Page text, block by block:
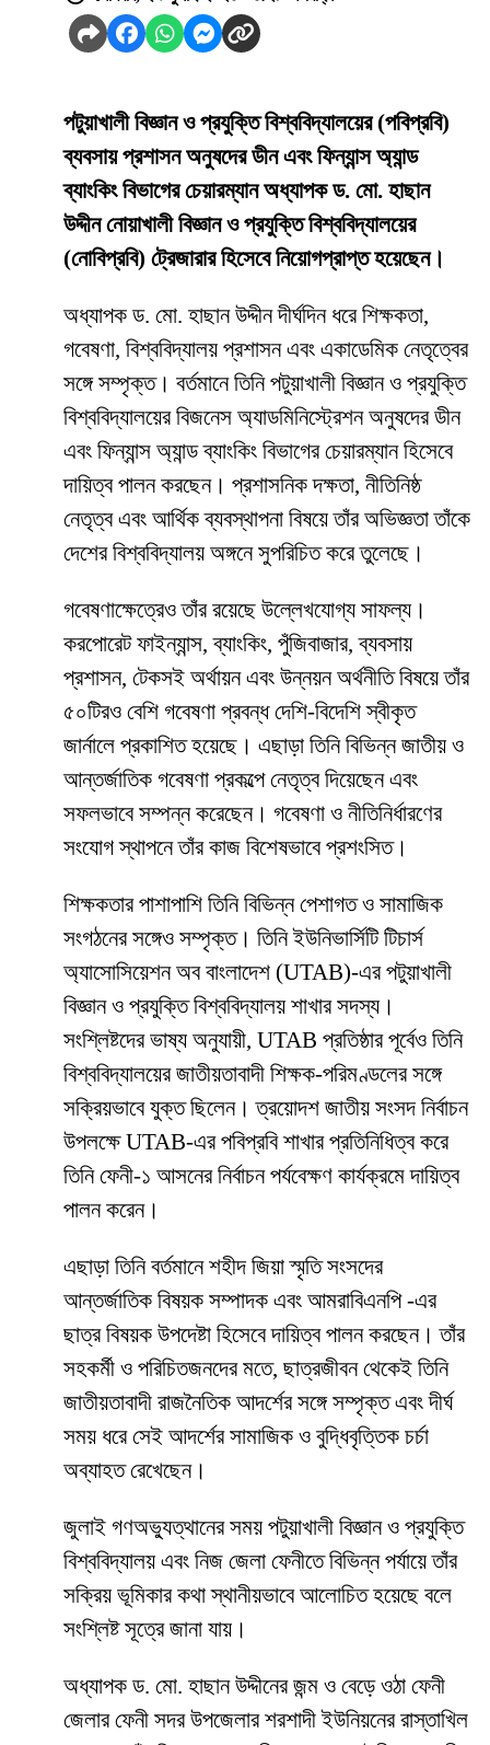
পটুয়াখালী বিজ্ঞান ও প্রযুক্তি বিশ্ববিদ্যালয়ের (পবিপ্রবি)
ব্যবসায় প্রশাসন অনুষদের ডীন এবং ফিন্যান্স অ্যান্ড
ব্যাংকিং বিভাগের চেয়ারম্যান অধ্যাপক ড. মো. হাছান
উদ্দীন নোয়াখালী বিজ্ঞান ও প্রযুক্তি বিশ্ববিদ্যালয়ের
(নোবিপ্রবি) ট্রেজারার হিসেবে নিয়োগপ্রাপ্ত হয়েছেন।
অধ্যাপক ড. মো. হাছান উদ্দীন দীর্ঘদিন ধরে শিক্ষকতা,
গবেষণা, বিশ্ববিদ্যালয় প্রশাসন এবং একাডেমিক নেতৃত্বের
সঙ্গে সম্পৃক্ত। বর্তমানে তিনি পটুয়াখালী বিজ্ঞান ও প্রযুক্তি
বিশ্ববিদ্যালয়ের বিজনেস অ্যাডমিনিস্ট্রেশন অনুষদের ডীন
এবং ফিন্যান্স অ্যান্ড ব্যাংকিং বিভাগের চেয়ারম্যান হিসেবে
দায়িত্ব পালন করছেন। প্রশাসনিক দক্ষতা, নীতিনিষ্ঠ
নেতৃত্ব এবং আর্থিক ব্যবস্থাপনা বিষয়ে তাঁর অভিজ্ঞতা তাঁকে
দেশের বিশ্ববিদ্যালয় অঙ্গনে সুপরিচিত করে তুলেছে।
গবেষণাক্ষেত্রেও তাঁর রয়েছে উল্লেখযোগ্য সাফল্য।
করপোরেট ফাইন্যান্স, ব্যাংকিং, পুঁজিবাজার, ব্যবসায়
প্রশাসন, টেকসই অর্থায়ন এবং উন্নয়ন অর্থনীতি বিষয়ে তাঁর
৫০টিরও বেশি গবেষণা প্রবন্ধ দেশি-বিদেশি স্বীকৃত
জার্নালে প্রকাশিত হয়েছে। এছাড়া তিনি বিভিন্ন জাতীয় ও
আন্তর্জাতিক গবেষণা প্রকল্পে নেতৃত্ব দিয়েছেন এবং
সফলভাবে সম্পন্ন করেছেন। গবেষণা ও নীতিনির্ধারণের
সংযোগ স্থাপনে তাঁর কাজ বিশেষভাবে প্রশংসিত।
শিক্ষকতার পাশাপাশি তিনি বিভিন্ন পেশাগত ও সামাজিক
সংগঠনের সঙ্গেও সম্পৃক্ত। তিনি ইউনিভার্সিটি টিচার্স
অ্যাসোসিয়েশন অব বাংলাদেশ (UTAB)-এর পটুয়াখালী
বিজ্ঞান ও প্রযুক্তি বিশ্ববিদ্যালয় শাখার সদস্য।
সংশ্লিষ্টদের ভাষ্য অনুযায়ী, UTAB প্রতিষ্ঠার পূর্বেও তিনি
বিশ্ববিদ্যালয়ের জাতীয়তাবাদী শিক্ষক-পরিমণ্ডলের সঙ্গে
সক্রিয়ভাবে যুক্ত ছিলেন। ত্রয়োদশ জাতীয় সংসদ নির্বাচন
উপলক্ষে UTAB-এর পবিপ্রবি শাখার প্রতিনিধিত্ব করে
তিনি ফেনী-১ আসনের নির্বাচন পর্যবেক্ষণ কার্যক্রমে দায়িত্ব
পালন করেন।
এছাড়া তিনি বর্তমানে শহীদ জিয়া স্মৃতি সংসদের
আন্তর্জাতিক বিষয়ক সম্পাদক এবং আমরাবিএনপি -এর
ছাত্র বিষয়ক উপদেষ্টা হিসেবে দায়িত্ব পালন করছেন। তাঁর
সহকর্মী ও পরিচিতজনদের মতে, ছাত্রজীবন থেকেই তিনি
জাতীয়তাবাদী রাজনৈতিক আদর্শের সঙ্গে সম্পৃক্ত এবং দীর্ঘ
সময় ধরে সেই আদর্শের সামাজিক ও বুদ্ধিবৃত্তিক চর্চা
অব্যাহত রেখেছেন।
জুলাই গণঅভ্যুত্থানের সময় পটুয়াখালী বিজ্ঞান ও প্রযুক্তি
বিশ্ববিদ্যালয় এবং নিজ জেলা ফেনীতে বিভিন্ন পর্যায়ে তাঁর
সক্রিয় ভূমিকার কথা স্থানীয়ভাবে আলোচিত হয়েছে বলে
সংশ্লিষ্ট সূত্রে জানা যায়।
অধ্যাপক ড. মো. হাছান উদ্দীনের জন্ম ও বেড়ে ওঠা ফেনী
জেলার ফেনী সদর উপজেলার শরশাদী ইউনিয়নের রাস্তাখিল